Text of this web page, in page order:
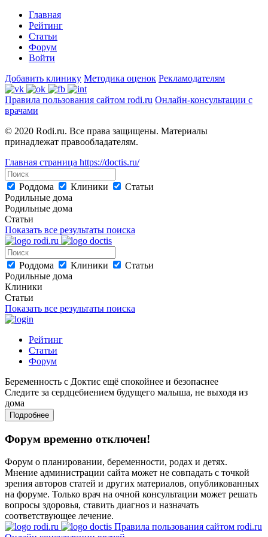
Главная
Рейтинг
Статьи
Форум
Войти
Добавить клинику Методика оценок Рекламодателям
Правила пользования сайтом rodi.ru Онлайн-консультации с
врачами
© 2020 Rodi.ru. Все права защищены. Материалы
принадлежат правообладателям.
Главная страница https://doctis.ru/
Роддома Клиники
Статьи
Родильные дома
Родильные дома
Статьи
Показать все результаты поиска
Роддома Клиники
Статьи
Родильные дома
Клиники
Статьи
Показать все результаты поиска
Рейтинг
Статьи
Форум
Беременность с Доктис ещё спокойнее и безопаснее
Следите за сердцебиением будущего малыша, не выходя из
дома
Подробнее
Форум временно отключен!
Форум о планировании, беременности, родах и детях.
Мнение администрации сайта может не совпадать с точкой
зрения авторов статей и других материалов, опубликованных
на форуме. Только врач на очной консультации может решать
вопросы здоровья, ставить диагноз и назначать
соответствующее лечение.
Правила пользования сайтом rodi.ru